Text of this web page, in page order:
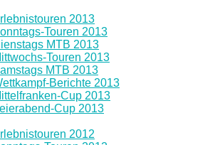
2013
Touren 2013
MTB 2013
Touren 2013
MTB 2013
Berichte 2013
Cup 2013
Cup 2013
2012